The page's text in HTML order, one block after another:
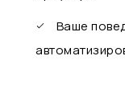
Ваше